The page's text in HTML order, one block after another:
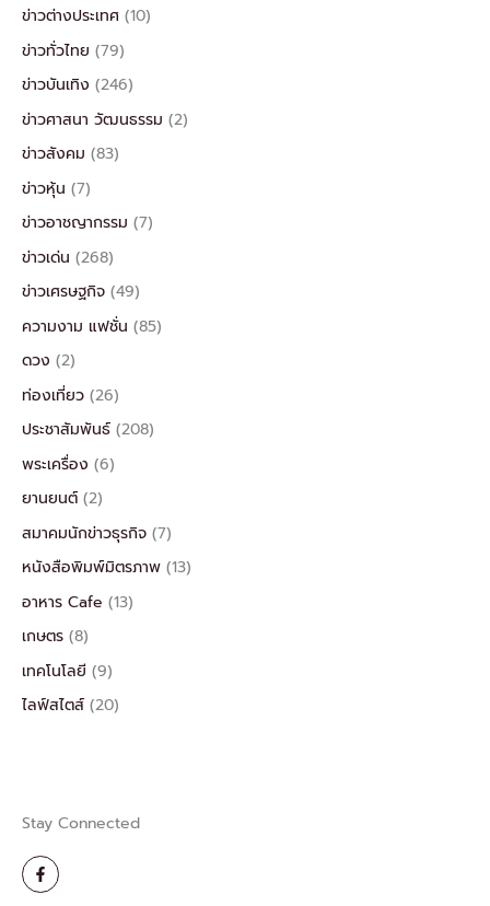
ข่าวต่างประเทศ (10)
ข่าวทั่วไทย (79)
ข่าวบันเทิง (246)
ข่าวศาสนา วัฒนธรรม (2)
ข่าวสังคม (83)
ข่าวหุ้น (7)
ข่าวอาชญากรรม (7)
ข่าวเด่น (268)
ข่าวเศรษฐกิจ (49)
ความงาม แฟชั่น (85)
ดวง (2)
ท่องเที่ยว (26)
ประชาสัมพันธ์ (208)
พระเครื่อง (6)
ยานยนต์ (2)
สมาคมนักข่าวธุรกิจ (7)
หนังสือพิมพ์มิตรภาพ (13)
อาหาร Cafe (13)
เกษตร (8)
เทคโนโลยี (9)
ไลฟ์สไตส์ (20)
Stay Connected
F
a
c